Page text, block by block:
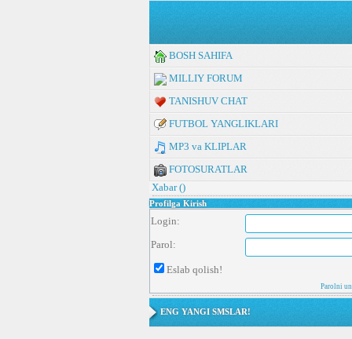
BOSH SAHIFA
MILLIY FORUM
TANISHUV CHAT
FUTBOL YANGLIKLARI
MP3 va KLIPLAR
FOTOSURATLAR
Xabar ()
Profilga Kirish
Login:
Parol:
Eslab qolish!
Parolni
ENG YANGI SMSLAR!